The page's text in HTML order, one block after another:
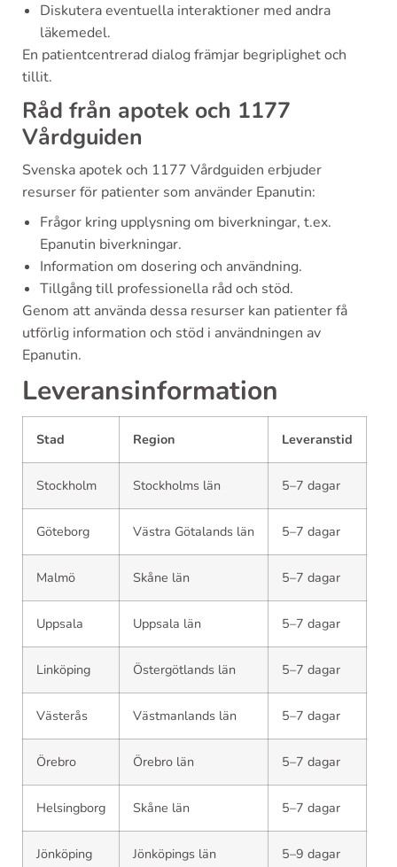
Diskutera eventuella interaktioner med andra
läkemedel.
En patientcentrerad dialog främjar begriplighet och
tillit.
Råd från apotek och 1177
Vårdguiden
Svenska apotek och 1177 Vårdguiden erbjuder
resurser för patienter som använder Epanutin:
Frågor kring upplysning om biverkningar, t.ex.
Epanutin biverkningar.
Information om dosering och användning.
Tillgång till professionella råd och stöd.
Genom att använda dessa resurser kan patienter få
utförlig information och stöd i användningen av
Epanutin.
Leveransinformation
Stad Region Leveranstid
Stockholm Stockholms län 5–7 dagar
Göteborg Västra Götalands län 5–7 dagar
Malmö Skåne län 5–7 dagar
Uppsala Uppsala län 5–7 dagar
Linköping Östergötlands län 5–7 dagar
Västerås Västmanlands län 5–7 dagar
Örebro Örebro län 5–7 dagar
Helsingborg Skåne län 5–7 dagar
Jönköping Jönköpings län 5–9 dagar